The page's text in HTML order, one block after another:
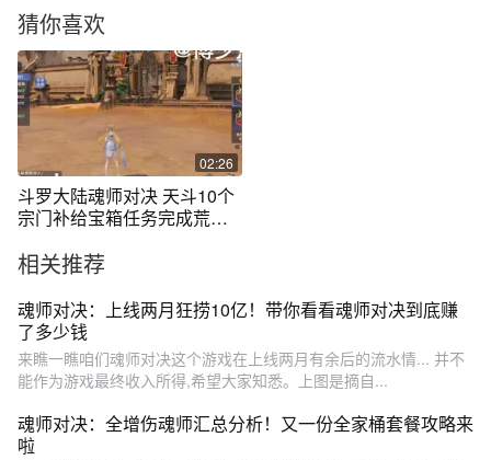
猜你喜欢
02:26
斗罗大陆魂师对决 天斗10个
宗门补给宝箱任务完成荒空
相关推荐
魂师对决：上线两月狂捞10亿！带你看看魂师对决到底赚
了多少钱
来瞧一瞧咱们魂师对决这个游戏在上线两月有余后的流水情... 并不
能作为游戏最终收入所得,希望大家知悉。上图是摘自...
魂师对决：全增伤魂师汇总分析！又一份全家桶套餐攻略来
啦